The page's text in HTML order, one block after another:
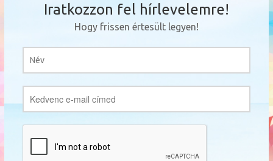
Iratkozzon fel hírlevelemre!
Hogy frissen értesült legyen!